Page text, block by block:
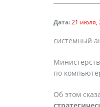
Дата:21 июля,
системный
по
Об этом